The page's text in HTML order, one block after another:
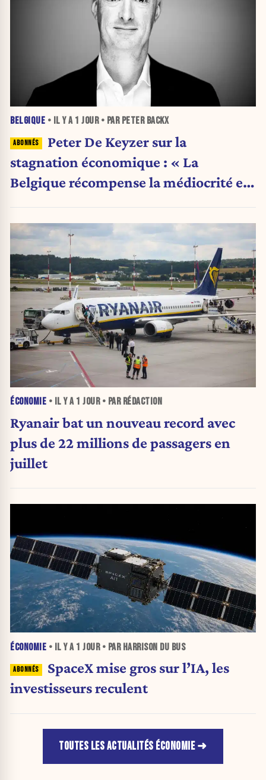
BELGIQUE • IL Y A 1 JOUR• PAR PETER BACKX
Peter De Keyzer sur la
stagnation économique : « La
Belgique récompense la médiocrité et
ÉCONOMIE • IL Y A 1 JOUR• PAR RÉDACTION
Ryanair bat un nouveau record avec
plus de 22 millions de passagers en
juillet
ÉCONOMIE • IL Y A 1 JOUR• PAR HARRISON DU BUS
SpaceX mise gros sur l’IA, les
investisseurs reculent
TOUTES LES ACTUALITÉS ÉCONOMIE